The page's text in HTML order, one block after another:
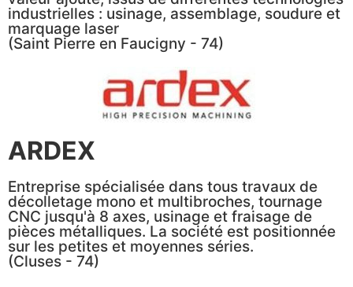
industrielles : usinage, assemblage, soudure et
marquage laser
(Saint Pierre en Faucigny - 74)
ARDEX
Entreprise spécialisée dans tous travaux de
décolletage mono et multibroches, tournage
CNC jusqu'à 8 axes, usinage et fraisage de
pièces métalliques. La société est positionnée
sur les petites et moyennes séries.
(Cluses - 74)